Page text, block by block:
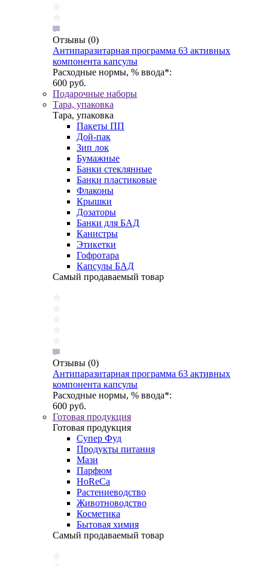
Отзывы (0)
Антипаразитарная программа 63 активных
компонента капсулы
Расходные нормы, % ввода*:
600 руб.
Подарочные наборы
Тара, упаковка
Тара, упаковка
Пакеты ПП
Дой-пак
Зип лок
Бумажные
Банки стеклянные
Банки пластиковые
Флаконы
Крышки
Дозаторы
Банки для БАД
Канистры
Этикетки
Гофротара
Капсулы БАД
Самый продаваемый товар
Отзывы (0)
Антипаразитарная программа 63 активных
компонента капсулы
Расходные нормы, % ввода*:
600 руб.
Готовая продукция
Готовая продукция
Супер Фуд
Продукты питания
Мази
Парфюм
HoReCa
Растениеводство
Животноводство
Косметика
Бытовая химия
Самый продаваемый товар